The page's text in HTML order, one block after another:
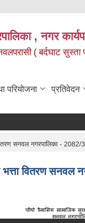
, नगर
( बर्दघाट सुस्ता
परियोजना प्रतिवेदन
सनवल नगरपालिका - 2082/
भत्ता वितरण सनवल